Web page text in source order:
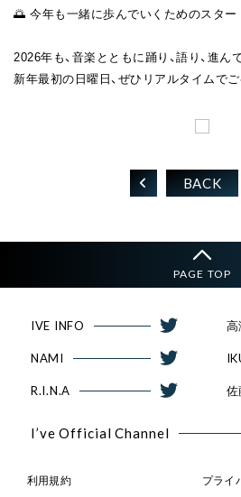
🌅 今年も一緒に歩んでいくためのスター
2026年も、音楽とともに踊り、語り、進ん
新年最初の日曜日、ぜひリアルタイムでご
BACK
PAGE TOP
IVE INFO 高
NAMI
R.I.N.A 佐
I’ve Official Channel
利用規約 プライ